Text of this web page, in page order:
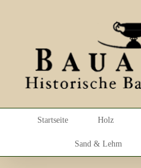
Startseite Holz
Sand & Lehm